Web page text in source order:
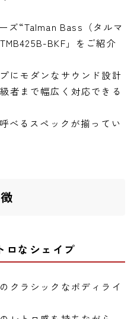
ズ“Talman Bass（タルマ
BKF」をご紹介
にモダンなサウンド設計
者まで幅広く対応できる
べるスペックが揃ってい
ロなシェイプ
クラシックなボディライ